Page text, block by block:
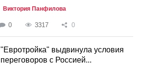
Виктория Панфилова
0 3317 0
"Евротройка" выдвинула условия
переговоров с Россией...